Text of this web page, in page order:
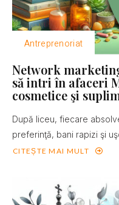
Antreprenoriat
Network
să intri în afaceri
cosmetice şi
După liceu, fiecare
preferinţă, bani rapizi şi
CITEȘTE MAI MULT